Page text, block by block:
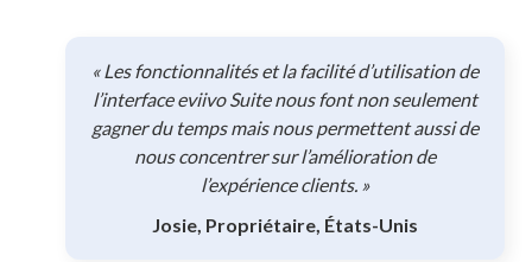
« Les fonctionnalités et la facilité d’utilisation de
l’interface eviivo Suite nous font non seulement
gagner du temps mais nous permettent aussi de
nous concentrer sur l’amélioration de
l’expérience clients. »
Josie, Propriétaire, États-Unis